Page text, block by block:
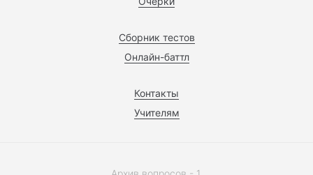
Сборник тестов
Онлайн-баттл
Контакты
Учителям